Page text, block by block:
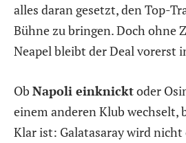
alles daran gesetzt, den Top-
Bühne zu bringen. Doch ohne
Neapel bleibt der Deal vorerst
Ob Napoli einknicktoder
einem anderen Klub wechselt,
Klar ist: Galatasaray wird nicht